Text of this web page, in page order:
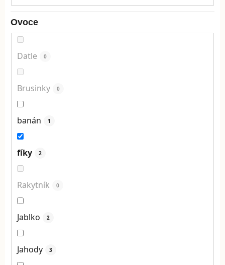
Ovoce
Datle 0
Brusinky 0
banán 1
fíky 2
Rakytník 0
Jablko 2
Jahody 3